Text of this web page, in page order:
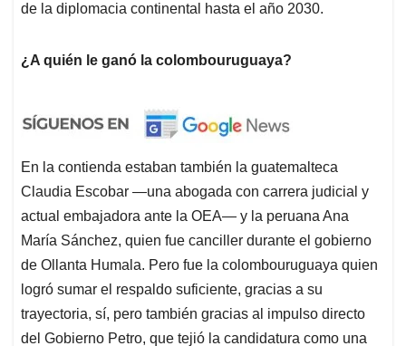
de la diplomacia continental hasta el año 2030.
¿A quién le ganó la colombouruguaya?
En la contienda estaban también la guatemalteca
Claudia Escobar —una abogada con carrera judicial y
actual embajadora ante la OEA— y la peruana Ana
María Sánchez, quien fue canciller durante el gobierno
de Ollanta Humala. Pero fue la colombouruguaya quien
logró sumar el respaldo suficiente, gracias a su
trayectoria, sí, pero también gracias al impulso directo
del Gobierno Petro, que tejió la candidatura como una